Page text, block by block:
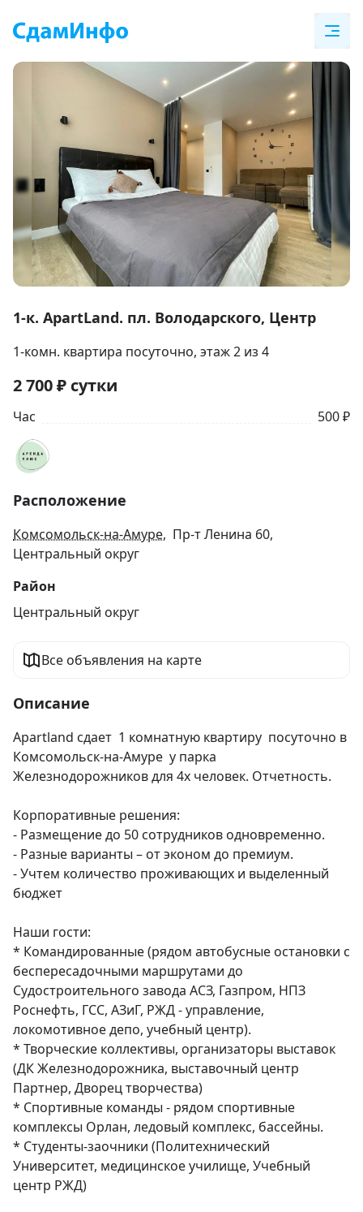
1
9
1-к. ApartLand. пл. Володарского, Центр
1-комн. квартира посуточно, этаж 2 из 4
2 700₽ сутки
Час 500 ₽
Расположение
Комсомольск-на-Амуре, Пр-т Ленина 60,
Центральный округ
Район
Центральный округ
Все объявления на карте
Описание
Apartland сдает  1 комнатную квартиру  посуточно в
Комсомольск-на-Амуре  у парка
Железнодорожников для 4х человек. Отчетность.
Корпоративные решения:
- Размещение до 50 сотрудников одновременно.
- Разные варианты – от эконом до премиум.
- Учтем количество проживающих и выделенный
бюджет
Наши гости:
* Командированные (рядом автобусные остановки с
беспересадочными маршрутами до
Судостроительного завода АСЗ, Газпром, НПЗ
Роснефть, ГСС, АЗиГ, РЖД - управление,
локомотивное депо, учебный центр).
* Творческие коллективы, организаторы выставок
(ДК Железнодорожника, выставочный центр
Партнер, Дворец творчества)
* Спортивные команды - рядом спортивные
комплексы Орлан, ледовый комплекс, бассейны.
* Студенты-заочники (Политехнический
Университет, медицинское училище, Учебный
центр РЖД)